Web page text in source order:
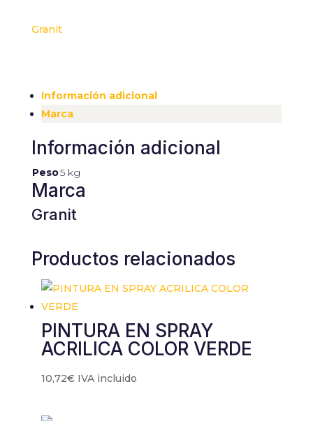
Granit
Información adicional
Marca
Información adicional
Peso5 kg
Marca
Granit
Productos relacionados
PINTURA EN SPRAY
ACRILICA COLOR VERDE
10,72€ IVA incluido